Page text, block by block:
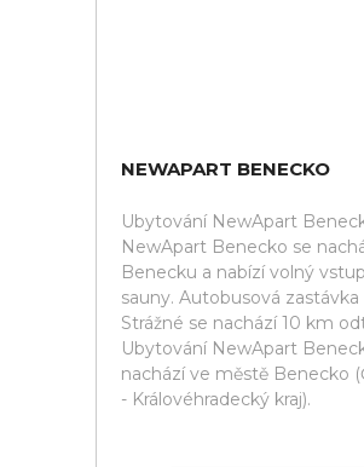
NEWAPART BENECKO
Ubytování NewApart
NewApart Benecko se
Benecku a nabízí volný
sauny. Autobusová zastávka
Strážné se nachází 10 km
Ubytování NewApart
nachází ve městě Benecko
- Královéhradecký kraj).